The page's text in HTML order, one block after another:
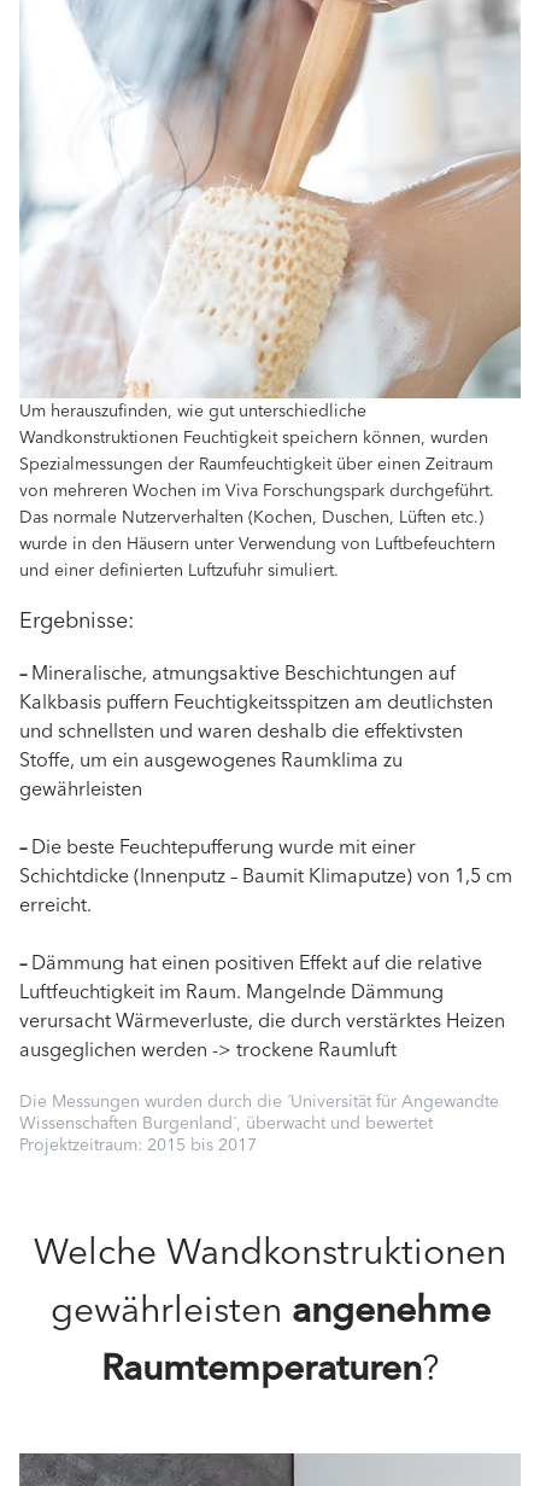
Um herauszufinden, wie gut unterschiedliche
Wandkonstruktionen Feuchtigkeit speichern können, wurden
Spezialmessungen der Raumfeuchtigkeit über einen Zeitraum
von mehreren Wochen im Viva Forschungspark durchgeführt.
Das normale Nutzerverhalten (Kochen, Duschen, Lüften etc.)
wurde in den Häusern unter Verwendung von Luftbefeuchtern
und einer definierten Luftzufuhr simuliert.
Ergebnisse:
–Mineralische, atmungsaktive Beschichtungen auf
Kalkbasis puffern Feuchtigkeitsspitzen am deutlichsten
und schnellsten und waren deshalb die effektivsten
Stoffe, um ein ausgewogenes Raumklima zu
gewährleisten
–Die beste Feuchtepufferung wurde mit einer
Schichtdicke (Innenputz – Baumit Klimaputze) von 1,5 cm
erreicht.
–Dämmung hat einen positiven Effekt auf die relative
Luftfeuchtigkeit im Raum. Mangelnde Dämmung
verursacht Wärmeverluste, die durch verstärktes Heizen
ausgeglichen werden -> trockene Raumluft
Die Messungen wurden durch die ´Universität für Angewandte
Wissenschaften Burgenland´, überwacht und bewertet
Projektzeitraum: 2015 bis 2017
Welche Wandkonstruktionen
gewährleisten angenehme
Raumtemperaturen?